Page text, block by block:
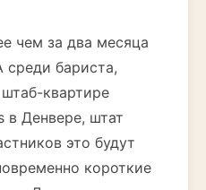
чем за два месяца
бариста,
квартире
в Денвере, штат
это будут
короткие